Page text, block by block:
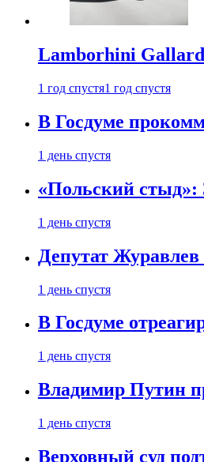
Lamborhini
1 год спустя1 год спустя
В Госдуме
1 день спустя
«Польский стыд»:
1 день спустя
Депутат Журавлев
1 день спустя
В Госдуме
1 день спустя
Владимир Путин
1 день спустя
Верховный суд